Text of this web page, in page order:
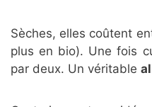
Sèches, elles coûtent
plus en bio). Une fois
par deux. Un véritable